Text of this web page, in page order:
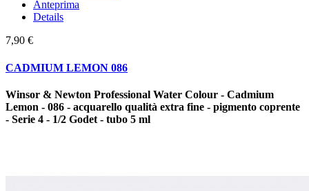
Anteprima
Details
7,90 €
CADMIUM LEMON 086
Winsor & Newton Professional Water Colour - Cadmium
Lemon - 086 - acquarello qualità extra fine - pigmento coprente
- Serie 4 - 1/2 Godet - tubo 5 ml